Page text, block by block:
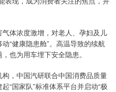
体浓度激增，对老人、孕妇及儿
“健康隐患舱”。高温导致的续航
也为用车埋下安全隐患。
，中国汽研联合中国消费品质量
“国家队”标准体系平台并启动“极